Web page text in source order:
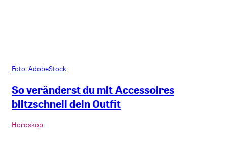
Foto: AdobeStock
So veränderst du mit Accessoires
blitzschnell dein Outfit
Horoskop